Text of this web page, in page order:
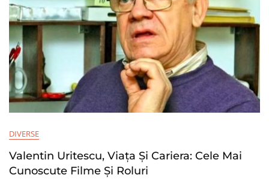
DIVERSE
Valentin Uritescu, Viața Și Cariera: Cele Mai
Cunoscute Filme Și Roluri